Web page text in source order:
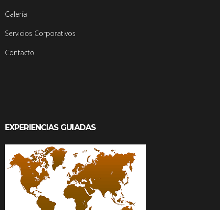
Galería
Servicios Corporativos
Contacto
EXPERIENCIAS GUIADAS